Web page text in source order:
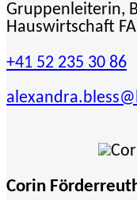
Gruppenleiterin,
Hauswirtschaft FA
+41 52 235 30 86
alexandra.bless
Corin